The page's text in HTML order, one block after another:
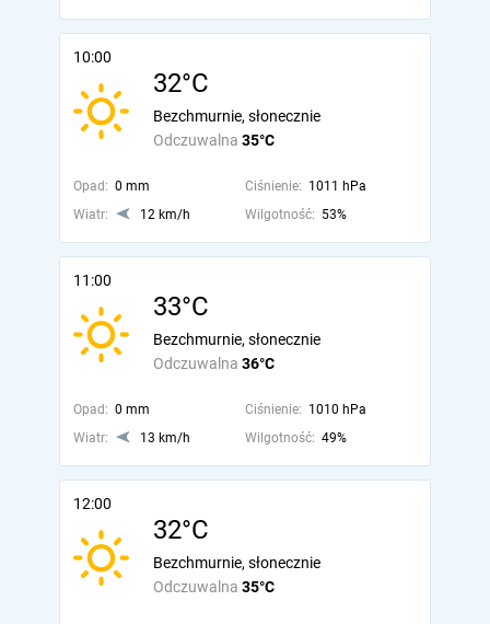
10:00
32°C
Odczuwalna 35°C
Bezchmurnie, słonecznie
Opad: 0 mm Ciśnienie: 1011 hPa
Wiatr:
12 km/h Wilgotność: 53%
11:00
33°C
Odczuwalna 36°C
Bezchmurnie, słonecznie
Opad: 0 mm Ciśnienie: 1010 hPa
Wiatr:
13 km/h Wilgotność: 49%
12:00
32°C
Odczuwalna 35°C
Bezchmurnie, słonecznie